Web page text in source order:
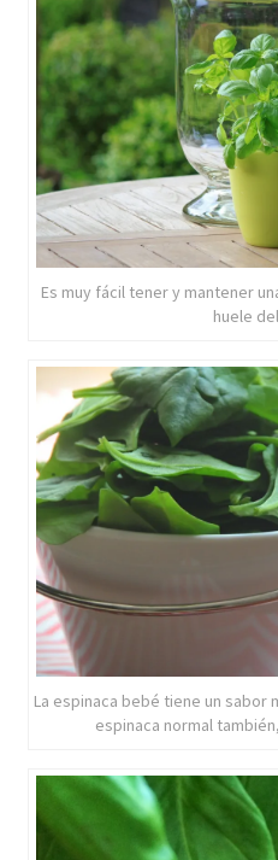
Es muy fácil tener y mantener
huele
La espinaca bebé tiene un
espinaca normal